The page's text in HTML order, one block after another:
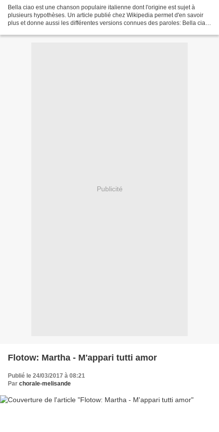
Bella ciao est une chanson populaire italienne dont l'origine est sujet à
plusieurs hypothèses. Un article publié chez Wikipedia permet d'en savoir
plus et donne aussi les différentes versions connues des paroles: Bella ciao
Publicité
Flotow: Martha - M'appari tutti amor
Publié le 24/03/2017 à 08:21
Par chorale-melisande